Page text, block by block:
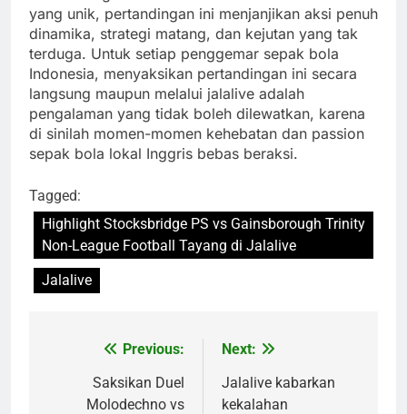
yang unik, pertandingan ini menjanjikan aksi penuh
dinamika, strategi matang, dan kejutan yang tak
terduga. Untuk setiap penggemar sepak bola
Indonesia, menyaksikan pertandingan ini secara
langsung maupun melalui jalalive adalah
pengalaman yang tidak boleh dilewatkan, karena
di sinilah momen-momen kehebatan dan passion
sepak bola lokal Inggris bebas beraksi.
Tagged:
Highlight Stocksbridge PS vs Gainsborough Trinity
Non-League Football Tayang di Jalalive
Jalalive
navigation
Previous:
Saksikan Duel
Molodechno vs
Next:
Jalalive kabarkan
kekalahan